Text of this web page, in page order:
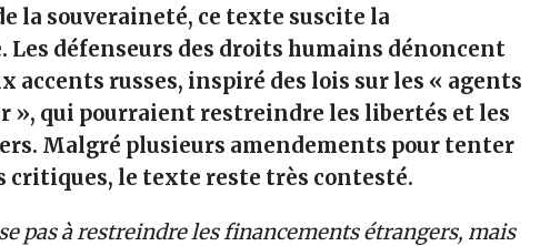
la souveraineté, ce texte suscite la
Les défenseurs des droits humains dénoncent
accents russes, inspiré des lois sur les « agents
», qui pourraient restreindre les libertés et les
Malgré plusieurs amendements pour tenter
critiques, le texte reste très contesté.
pas à restreindre les financements étrangers, mais